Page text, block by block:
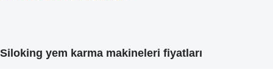
Siloking yem karma makineleri fiyatları